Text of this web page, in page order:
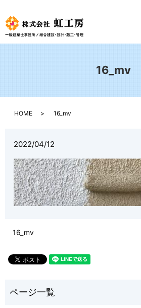
16_mv
HOME 16_mv
2022/04/12
16_mv